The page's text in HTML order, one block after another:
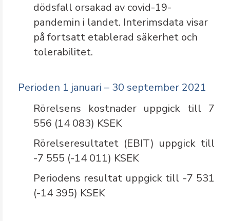
dödsfall orsakad av covid-19-
pandemin i landet. Interimsdata visar
på fortsatt etablerad säkerhet och
tolerabilitet.
Perioden 1 januari – 30 september 2021
Rörelsens kostnader uppgick till 7
556 (14 083) KSEK
Rörelseresultatet (EBIT) uppgick till
-7 555 (-14 011) KSEK
Periodens resultat uppgick till -7 531
(-14 395) KSEK